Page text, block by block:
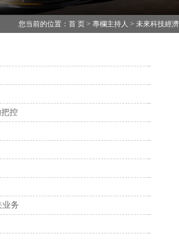
您当前的位置：首 页 > 專欄主持人 > 未來科技經
控
业务